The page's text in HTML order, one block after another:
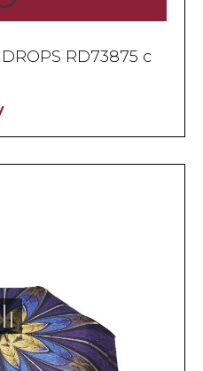
RD73875 с